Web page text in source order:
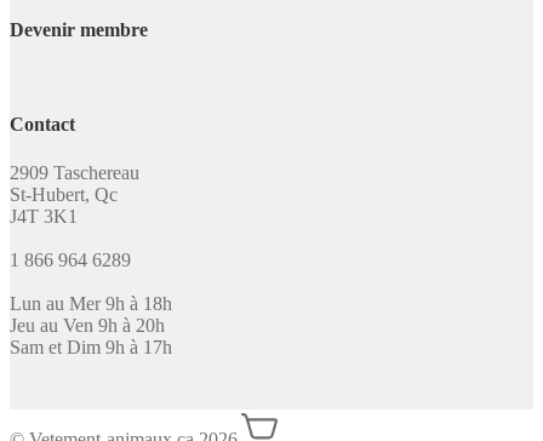
Devenir membre
Contact
2909 Taschereau
St-Hubert, Qc
J4T 3K1
1 866 964 6289
Lun au Mer 9h à 18h
Jeu au Ven 9h à 20h
Sam et Dim 9h à 17h